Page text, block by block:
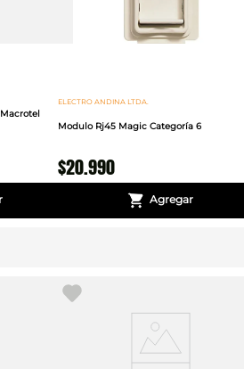
ELECTRO ANDINA LTDA.
Modulo Rj45 Magic Categoría 6
$20.990